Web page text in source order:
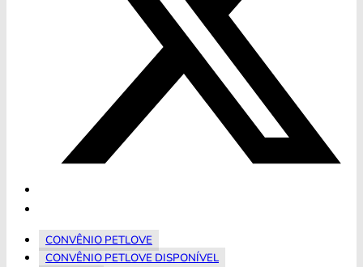
CONVÊNIO PETLOVE
CONVÊNIO PETLOVE DISPONÍVEL